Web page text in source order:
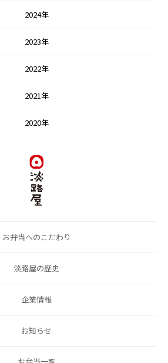
2024年
2023年
2022年
2021年
2020年
お弁当へのこだわり
淡路屋の歴史
企業情報
お知らせ